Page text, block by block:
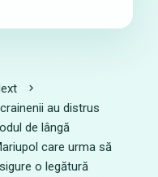
au distrus
de lângă
care urma să
o legătură